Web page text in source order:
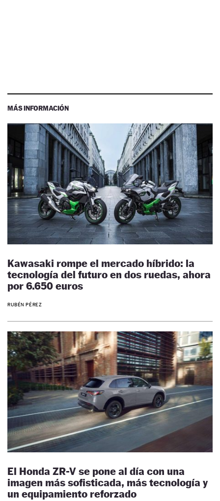
MÁS INFORMACIÓN
Kawasaki rompe el mercado híbrido: la
tecnología del futuro en dos ruedas, ahora
por 6.650 euros
RUBÉN PÉREZ
El Honda ZR-V se pone al día con una
imagen más sofisticada, más tecnología y
un equipamiento reforzado